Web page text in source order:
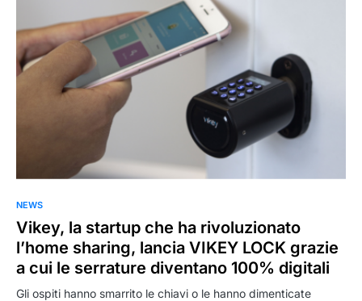
NEWS
Vikey, la startup che ha rivoluzionato
l’home sharing, lancia VIKEY LOCK grazie
a cui le serrature diventano 100% digitali
Gli ospiti hanno smarrito le chiavi o le hanno dimenticate